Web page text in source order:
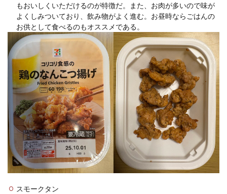
もおいしくいただけるのが特徴だ。また、お肉が多いので味が
よくしみついており、飲み物がよく進む。お昼時ならごはんの
お供として食べるのもオススメである。
スモークタン